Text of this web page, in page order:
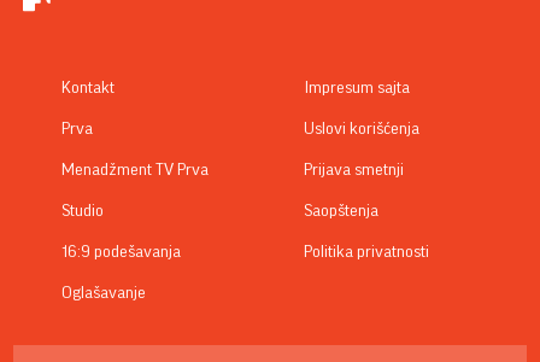
Kontakt
Prva
Menadžment TV Prva
Studio
16:9 podešavanja
Oglašavanje
Impresum sajta
Uslovi korišćenja
Prijava smetnji
Saopštenja
Politika privatnosti